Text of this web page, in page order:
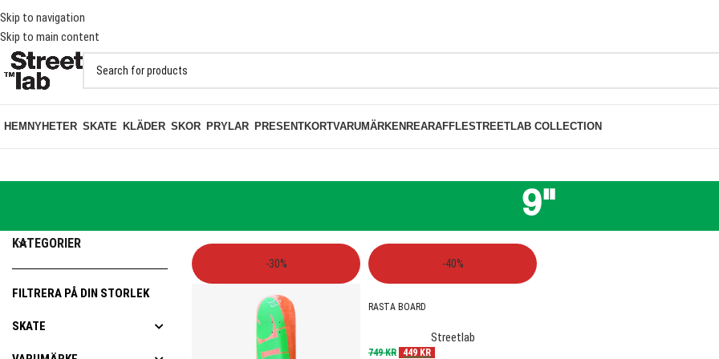
Skip to navigation
Skip to main content
PÅ BESTÄLLNINGAR ÖVER 1000KR
HEM NYHETER SKATE KLÄDER SKOR PRYLAR PRESENTKORTVARUMÄRKEN REARAFFLESTREETLAB COLLECTION
9"
KATEGORIER
FILTRERA PÅ DIN STORLEK
SKATE
-30% -40%
RASTA BOARD
Streetlab
749KR 449 KR